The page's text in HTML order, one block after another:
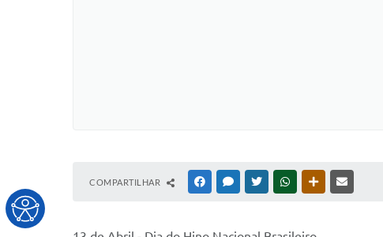
COMPARTILHAR FACEBOOKMESSENGER
TWITTERWHATSAPPOUTRAS MÍDIAS